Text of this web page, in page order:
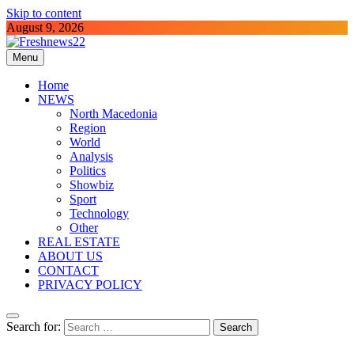
Skip to content
August 9, 2026
Freshnews22
Best News Website in North Macedonia
Menu
Home
NEWS
North Macedonia
Region
World
Analysis
Politics
Showbiz
Sport
Technology
Other
REAL ESTATE
ABOUT US
CONTACT
PRIVACY POLICY
Search for: